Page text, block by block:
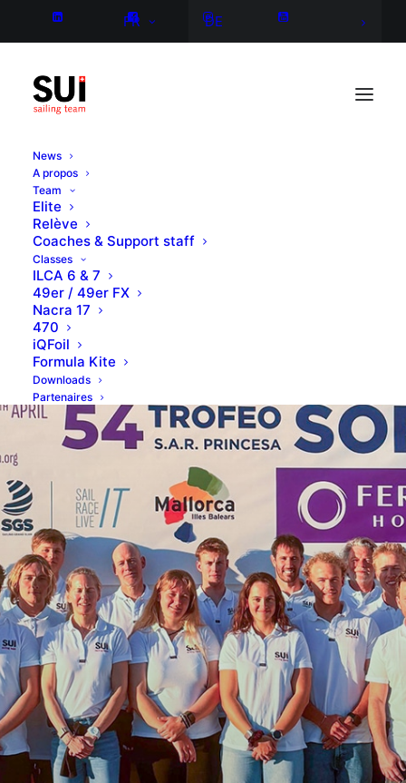
FR DE
News
A propos
Team
Elite
Relève
Coaches & Support staff
Classes
ILCA 6 & 7
49er / 49er FX
Nacra 17
470
iQFoil
Formula Kite
Downloads
Partenaires